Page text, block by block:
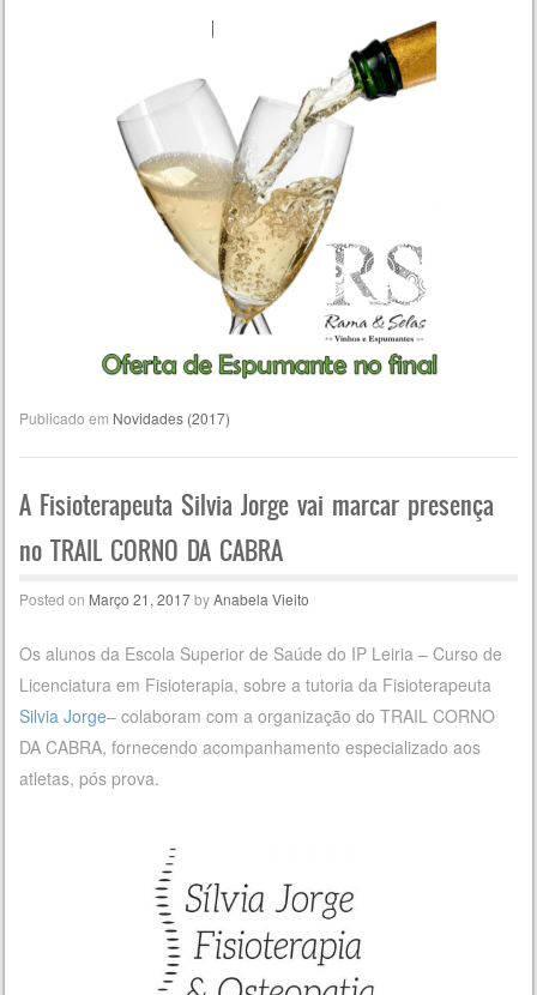
Publicado em Novidades (2017)
A Fisioterapeuta Silvia Jorge vai marcar presença
no TRAIL CORNO DA CABRA
Posted on Março 21, 2017byAnabela Vieito
Os alunos da Escola Superior de Saúde do IP Leiria – Curso de
Licenciatura em Fisioterapia, sobre a tutoria da Fisioterapeuta
Silvia Jorge– colaboram com a organização do TRAIL CORNO
DA CABRA, fornecendo acompanhamento especializado aos
atletas, pós prova.